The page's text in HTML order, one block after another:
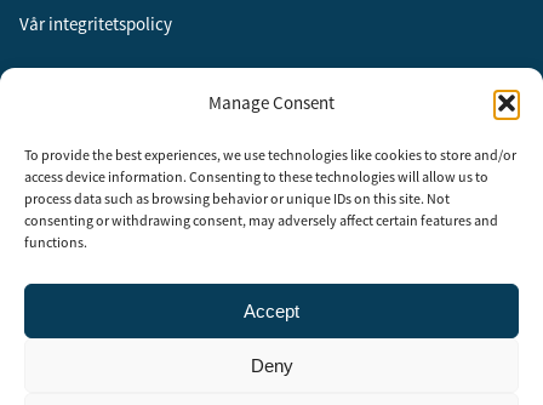
Manage Consent
To provide the best experiences, we use technologies like cookies to store and/or
access device information. Consenting to these technologies will allow us to
process data such as browsing behavior or unique IDs on this site. Not
consenting or withdrawing consent, may adversely affect certain features and
functions.
Accept
Deny
Vår integritetspolicy
Instagram
LinkedIn
Säkerhet år 2003 för att stimulera, utveckla och informera om